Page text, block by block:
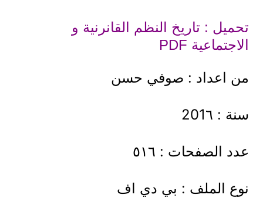
تحميل : تاريخ النظم القانرنية و
الاجتماعية PDF
من اعداد : صوفي حسن
سنة : 201٦
عدد الصفحات : ٥١٦
نوع الملف : بي دي اف